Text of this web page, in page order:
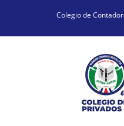
content
Colegio de